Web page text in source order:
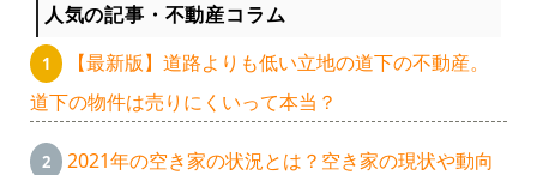
人気の記事・不動産コラム
【最新版】道路よりも低い立地の道下の不動産。
道下の物件は売りにくいって本当？
2021年の空き家の状況とは？空き家の現状や動向